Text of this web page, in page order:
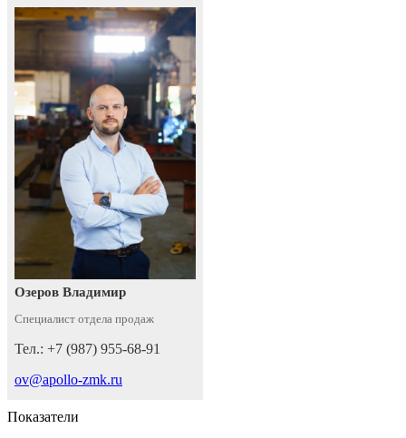
Озеров Владимир
Специалист отдела продаж
Тел.: +7 (987) 955-68-91
ov@apollo-zmk.ru
Показатели